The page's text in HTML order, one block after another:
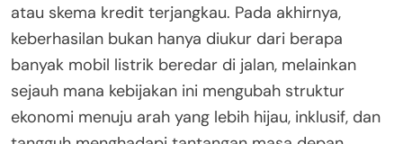
atau skema kredit terjangkau. Pada akhirnya,
keberhasilan bukan hanya diukur dari berapa
banyak mobil listrik beredar di jalan, melainkan
sejauh mana kebijakan ini mengubah struktur
ekonomi menuju arah yang lebih hijau, inklusif, dan